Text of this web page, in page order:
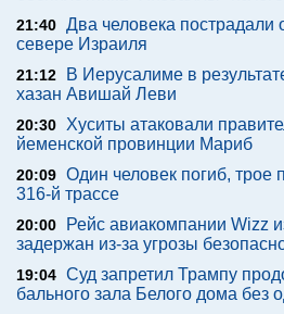
21:40 Два человека пострадали
севере Израиля
21:12
В Иерусалиме в
хазан Авишай Леви
20:30
Хуситы атаковали
йеменской провинции Мариб
20:09 Один человек погиб, трое
316-й трассе
20:00
Рейс авиакомпании Wizz
задержан из-за угрозы
19:04 Суд запретил Трампу
бального зала Белого дома без